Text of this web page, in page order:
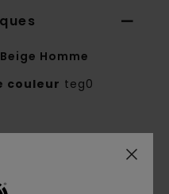
Homme
couleur teg0